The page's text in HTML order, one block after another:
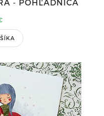
- POHĽADNICA